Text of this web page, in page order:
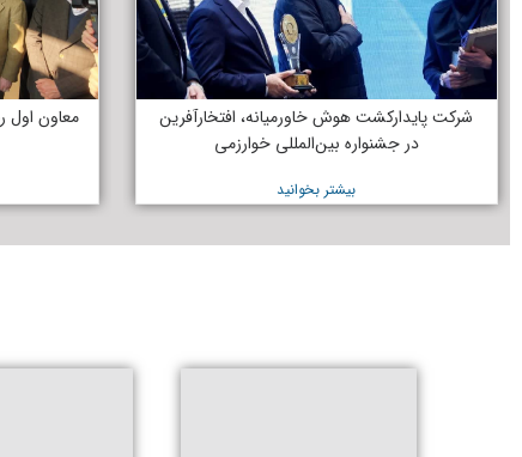
شرکت پایدارکشت هوش خاورمیانه، افتخارآفرین
در جشنواره بین‌المللی خوارزمی
بیشتر بخوانید
معاون اول